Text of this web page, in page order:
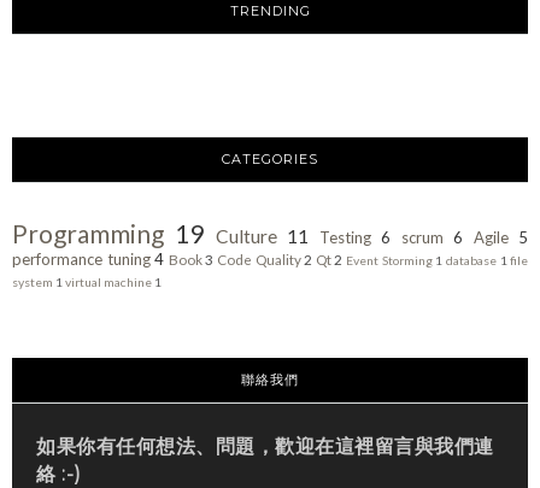
TRENDING
CATEGORIES
Programming 19 Culture 11 Testing 6 scrum 6 Agile 5
performance tuning 4 Book3 Code Quality 2 Qt 2 Event Storming 1 database 1 file
system 1 virtual machine 1
聯絡我們
如果你有任何想法、問題，歡迎在這裡留言與我們連
絡 :-)